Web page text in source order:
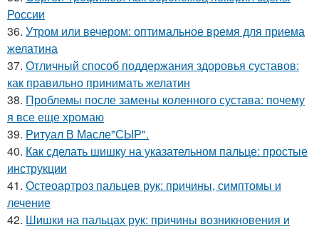
России
36. Утром или вечером: оптимальное время для приема
желатина
37. Отличный способ поддержания здоровья суставов:
как правильно принимать желатин
38. Проблемы после замены коленного сустава: почему
я все еще хромаю
39. Ритуал В Масле"СЫР".
40. Как сделать шишку на указательном пальце: простые
инструкции
41. Остеоартроз пальцев рук: причины, симптомы и
лечение
42. Шишки на пальцах рук: причины возникновения и